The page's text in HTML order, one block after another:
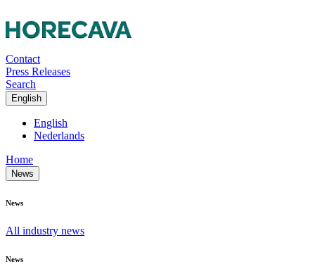
Contact
Press Releases
Search
English
English
Nederlands
Home
News
News
All industry news
News